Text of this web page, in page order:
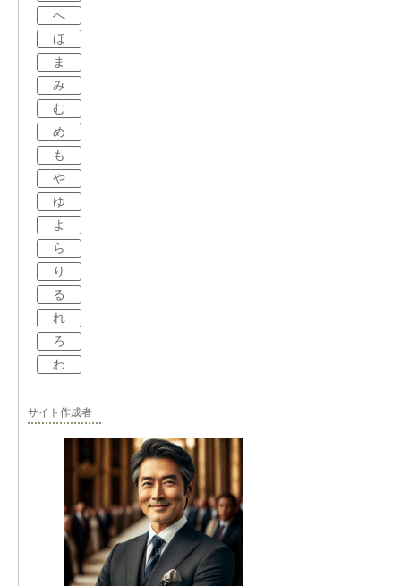
へ
ほ
ま
み
む
め
も
や
ゆ
よ
ら
り
る
れ
ろ
わ
サイト作成者